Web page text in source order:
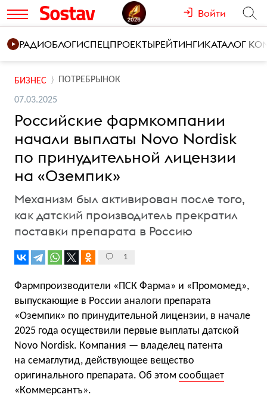
Войти
РАДИОБЛОГИСПЕЦПРОЕКТЫРЕЙТИНГИКАТАЛОГ
БИЗНЕС ПОТРЕБРЫНОК
07.03.2025
Российские фармкомпании
начали выплаты Novo Nordisk
по принудительной лицензии
на «Оземпик»
Механизм был активирован после того,
как датский производитель прекратил
поставки препарата в Россию
1
Фармпроизводители «ПСК Фарма» и «Промомед»,
выпускающие в России аналоги препарата
«Оземпик» по принудительной лицензии, в начале
2025 года осуществили первые выплаты датской
Novo Nordisk. Компания — владелец патента
на семаглутид, действующее вещество
оригинального препарата. Об этом сообщает
«Коммерсантъ».